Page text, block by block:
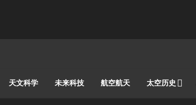
天文科学 未来科技 航空航天 太空历史